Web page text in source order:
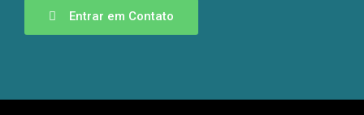
Entrar em Contato